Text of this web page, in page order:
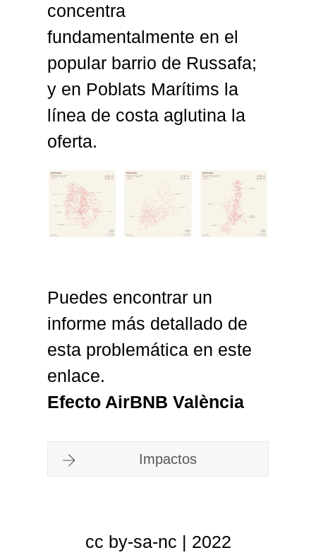
concentra
fundamentalmente en el
popular barrio de Russafa;
y en Poblats Marítims la
línea de costa aglutina la
oferta.
Puedes encontrar un
informe más detallado de
esta problemática en este
enlace.
Efecto AirBNB València
Impactos
cc by-sa-nc | 2022